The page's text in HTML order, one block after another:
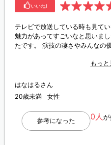
いいね!
テレビで放送している時も見て
魅力があってすごいなと思いま
たです。 演技の凄さやみんなの
もっ
はなはるさん
20歳未満
女性
0人 が
参考になった